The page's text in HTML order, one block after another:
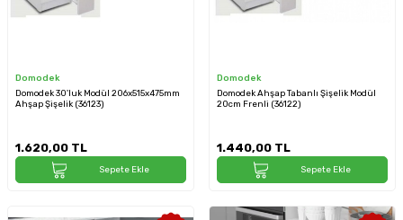
Domodek
Domodek 30'luk Modül 206x515x475mm
Ahşap Şişelik (36123)
1.620,00 TL
Sepete Ekle
Domodek
Domodek Ahşap Tabanlı Şişelik Modül
20cm Frenli (36122)
1.440,00 TL
Sepete Ekle